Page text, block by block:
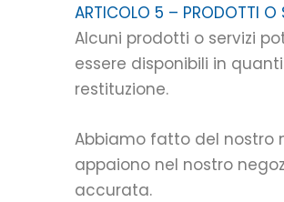
ARTICOLO 5 – PRODOTTI
Alcuni prodotti o servizi
essere disponibili in
restituzione.
Abbiamo fatto del nostro
appaiono nel nostro
accurata.